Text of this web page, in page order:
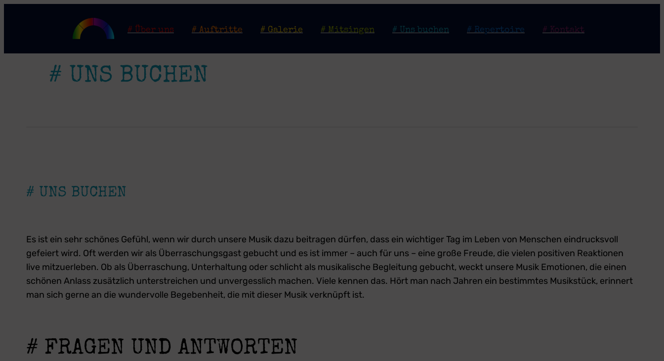
# Über uns # Auftritte # Galerie # Mitsingen # Uns buchen # Repertoire # Kontakt
# UNS BUCHEN
# UNS BUCHEN
Es ist ein sehr schönes Gefühl, wenn wir durch unsere Musik dazu beitragen dürfen, dass ein wichtiger Tag im Leben von Menschen eindrucksvoll
gefeiert wird. Oft werden wir als Überraschungsgast gebucht und es ist immer – auch für uns – eine große Freude, die vielen positiven Reaktionen
live mitzuerleben. Ob als Überraschung, Unterhaltung oder schlicht als musikalische Begleitung gebucht, weckt unsere Musik Emotionen, die einen
schönen Anlass zusätzlich unterstreichen und unvergesslich machen. Viele kennen das. Hört man nach Jahren ein bestimmtes Musikstück, erinnert
man sich gerne an die wundervolle Begebenheit, die mit dieser Musik verknüpft ist.
# FRAGEN UND ANTWORTEN